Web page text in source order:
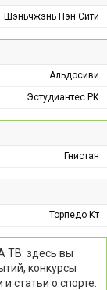
Шэньчжэнь Пэн Сити
Альдосиви
Эстудиантес РК
Гнистан
Торпедо Кт
ТВ: здесь вы
конкурсы
статьи о спорте.